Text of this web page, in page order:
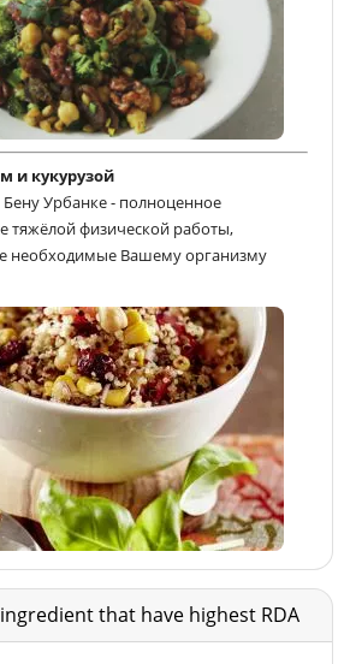
и кукурузой
Урбанке - полноценное
тяжёлой физической работы,
необходимые Вашему организму
that have highest RDA